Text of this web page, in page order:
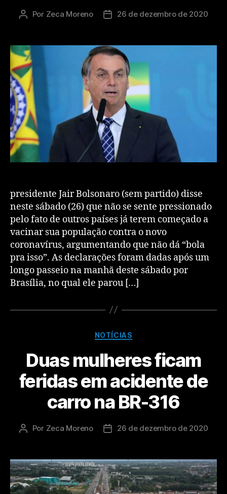
Por Zeca Moreno 26 de dezembro de 2020
presidente Jair Bolsonaro (sem partido) disse
neste sábado (26) que não se sente pressionado
pelo fato de outros países já terem começado a
vacinar sua população contra o novo
coronavírus, argumentando que não dá “bola
pra isso”. As declarações foram dadas após um
longo passeio na manhã deste sábado por
Brasília, no qual ele parou […]
NOTÍCIAS
Duas mulheres ficam
feridas em acidente de
carro na BR-316
Por Zeca Moreno 26 de dezembro de 2020